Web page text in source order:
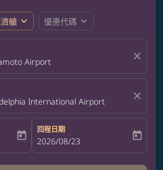
艙 expand_more 優惠代碼 expand_more
Airport close
International Airport close
date-aria-label
today
回程日期
fc-booking-return-date-aria-label
2026/08/23 today